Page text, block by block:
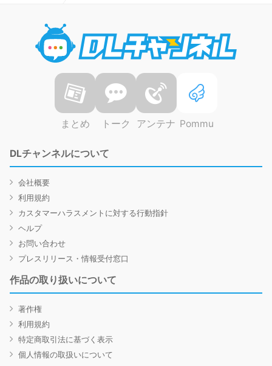
まとめ トーク アンテナ Pommu
DLチャンネルについて
会社概要
利用規約
カスタマーハラスメントに対する行動指針
ヘルプ
お問い合わせ
プレスリリース・情報受付窓口
作品の取り扱いについて
著作権
利用規約
特定商取引法に基づく表示
個人情報の取扱いについて